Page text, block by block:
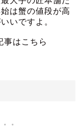
は蟹の値段が高
いですよ。
事はこちら